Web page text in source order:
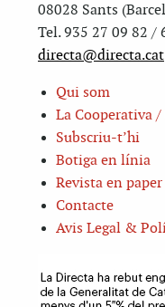
08028 Sants
Tel. 935 27 09 82 /
directa@directa.cat
Qui som
La Cooperativa /
Subscriu-t’hi
Botiga en línia
Revista en paper
Contacte
Avis Legal &